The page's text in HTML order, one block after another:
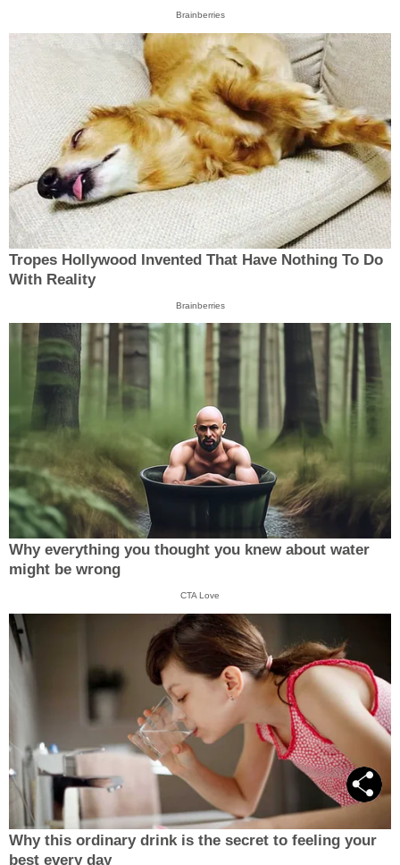
Brainberries
Tropes Hollywood Invented That Have Nothing To Do
With Reality
Brainberries
Why everything you thought you knew about water
might be wrong
CTA Love
Why this ordinary drink is the secret to feeling your
best every day